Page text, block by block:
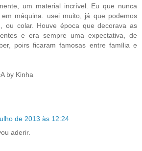
um material incrível. Eu que nunca
máquina. usei muito, já que podemos
ou colar. Houve época que decorava as
e era sempre uma expectativa, de
poirs ficaram famosas entre família e
by Kinha
de 2013 às 12:24
aderir.